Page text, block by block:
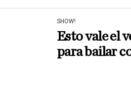
SHOW!
Esto vale el
para bailar